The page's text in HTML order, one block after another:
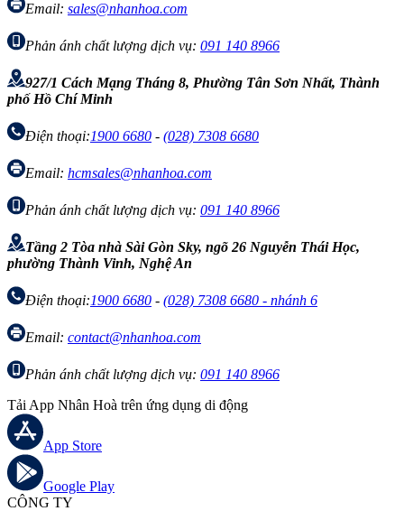
Email: sales@nhanhoa.com
Phản ánh chất lượng dịch vụ: 091 140 8966
927/1 Cách Mạng Tháng 8, Phường Tân Sơn Nhất, Thành
phố Hồ Chí Minh
Điện thoại:1900 6680 - (028) 7308 6680
Email: hcmsales@nhanhoa.com
Phản ánh chất lượng dịch vụ: 091 140 8966
Tầng 2 Tòa nhà Sài Gòn Sky, ngõ 26 Nguyễn Thái Học,
phường Thành Vinh, Nghệ An
Điện thoại:1900 6680 - (028) 7308 6680 - nhánh 6
Email: contact@nhanhoa.com
Phản ánh chất lượng dịch vụ: 091 140 8966
Tải App Nhân Hoà trên ứng dụng di động
App Store
Google Play
CÔNG TY